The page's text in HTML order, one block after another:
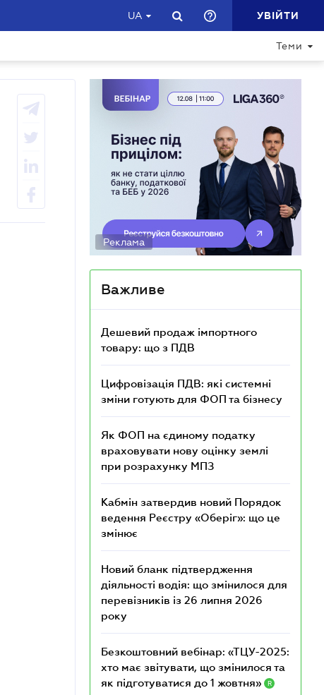
UA УВІЙТИ
Теми
Реклама
Важливе
Дешевий продаж імпортного
товару: що з ПДВ
Цифровізація ПДВ: які системні
зміни готують для ФОП та бізнесу
Як ФОП на єдиному податку
враховувати нову оцінку землі
при розрахунку МПЗ
Кабмін затвердив новий Порядок
ведення Реєстру «Оберіг»: що це
змінює
Новий бланк підтвердження
діяльності водія: що змінилося для
перевізників із 26 липня 2026
року
Безкоштовний вебінар: «ТЦУ-2025:
хто має звітувати, що змінилося та
як підготуватися до 1 жовтня»
R